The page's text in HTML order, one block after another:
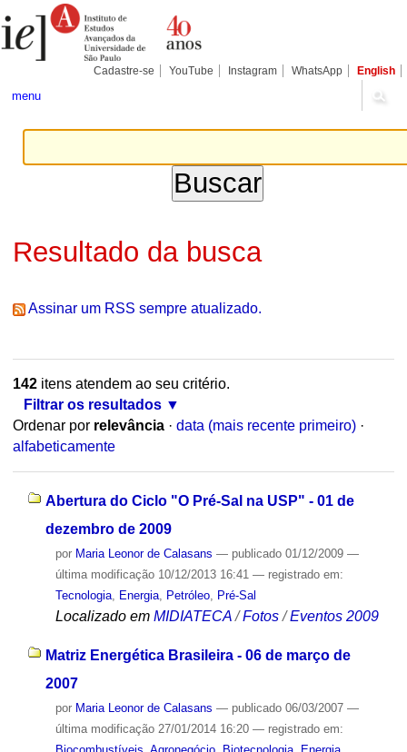
para
conteúdo.
Pessoais
Cadastre-se YouTube Instagram WhatsApp English
menu
Resultado da busca
Assinar um RSS sempre atualizado.
142itens atendem ao seu critério.
Filtrar os resultados
Ordenar por relevância · data (mais recente primeiro) ·
alfabeticamente
Abertura do Ciclo "O Pré-Sal na USP" - 01 de
dezembro de 2009
por Maria Leonor de Calasans — publicado01/12/2009 —
última modificação10/12/2013 16:41 — registrado em:
Tecnologia, Energia, Petróleo, Pré-Sal
Localizado em MIDIATECA /Fotos /Eventos 2009
Matriz Energética Brasileira - 06 de março de
2007
por Maria Leonor de Calasans — publicado06/03/2007 —
última modificação27/01/2014 16:20 — registrado em: